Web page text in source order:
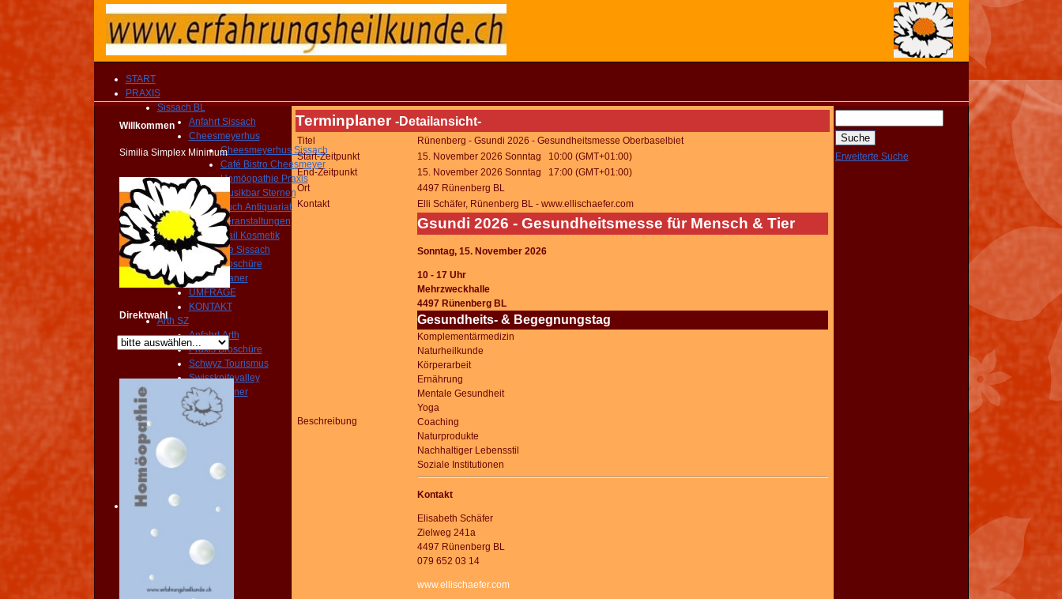
START
PRAXIS
Sissach BL
Anfahrt Sissach
Cheesmeyerhus
Cheesmeyerhus Sissach
Café Bistro Cheesmeyer
Homöopathie Praxis
Musikbar Sternen
Buch Antiquariat
Veranstaltungen
Nail Kosmetik
Gemeinde Sissach
Praxis Broschüre
Routenplaner
UMFRAGE
KONTAKT
Arth SZ
Anfahrt Arth
Praxis Broschüre
Schwyz Tourismus
Swissknifevalley
Routenplaner
KONTAKT
Erreichbarkeit
Fragebogen
Broschüre
Person
KONTAKT
Angebot
PRAXIS
Homöopathie
Diagnose
PRAXIS
Willkommen
Similia Simplex Minimum
Direktwahl
Terminplaner -Detailansicht-
Titel
Rünenberg - Gsundi 2026 - Gesundheitsmesse Oberbaselbiet
Start-Zeitpunkt
15. November 2026 Sonntag 10:00 (GMT+01:00)
End-Zeitpunkt
15. November 2026 Sonntag 17:00 (GMT+01:00)
Ort
4497 Rünenberg BL
Kontakt
Elli Schäfer, Rünenberg BL - www.ellischaefer.com
Beschreibung
Gsundi 2026 - Gesundheitsmesse für Mensch & Tier
Sonntag, 15. November 2026
10 - 17 Uhr
Mehrzweckhalle
4497 Rünenberg BL
Gesundheits- & Begegnungstag
Komplementärmedizin
Naturheilkunde
Körperarbeit
Ernährung
Mentale Gesundheit
Yoga
Coaching
Naturprodukte
Nachhaltiger Lebensstil
Soziale Institutionen
Kontakt
Elisabeth Schäfer
Zielweg 241a
4497 Rünenberg BL
079 652 03 14
www.ellischaefer.com
Erweiterte Suche